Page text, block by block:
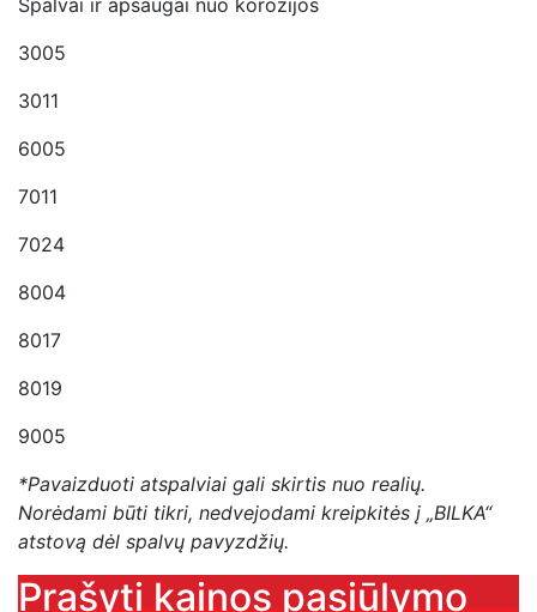
Spalvai ir apsaugai nuo korozijos
3005
3011
6005
7011
7024
8004
8017
8019
9005
*Pavaizduoti atspalviai gali skirtis nuo realių.
Norėdami būti tikri, nedvejodami kreipkitės į „BILKA“
atstovą dėl spalvų pavyzdžių.
Prašyti kainos pasiūlymo